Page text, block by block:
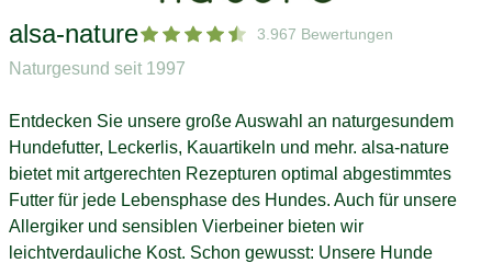
alsa-nature 3.967 Bewertungen
Naturgesund seit 1997
Entdecken Sie unsere große Auswahl an naturgesundem
Hundefutter, Leckerlis, Kauartikeln und mehr. alsa-nature
bietet mit artgerechten Rezepturen optimal abgestimmtes
Futter für jede Lebensphase des Hundes. Auch für unsere
Allergiker und sensiblen Vierbeiner bieten wir
leichtverdauliche Kost. Schon gewusst: Unsere Hunde